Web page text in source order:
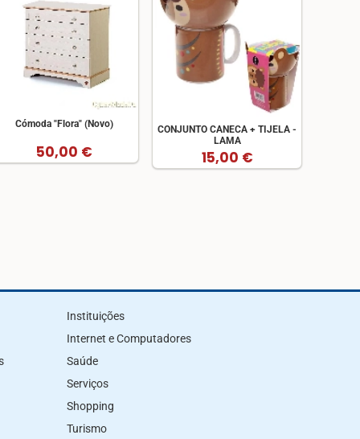
Cómoda "Flora" (Novo)
50,00 €
CONJUNTO CANECA + TIJELA -
LAMA
15,00 €
Instituições
Internet e Computadores
Saúde
Serviços
Shopping
Turismo